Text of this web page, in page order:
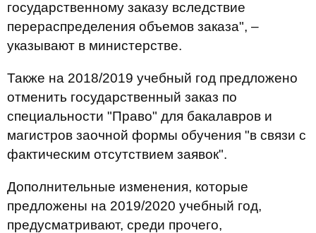
государственному заказу вследствие
перераспределения объемов заказа", –
указывают в министерстве.
Также на 2018/2019 учебный год предложено
отменить государственный заказ по
специальности "Право" для бакалавров и
магистров заочной формы обучения "в связи с
фактическим отсутствием заявок".
Дополнительные изменения, которые
предложены на 2019/2020 учебный год,
предусматривают, среди прочего,